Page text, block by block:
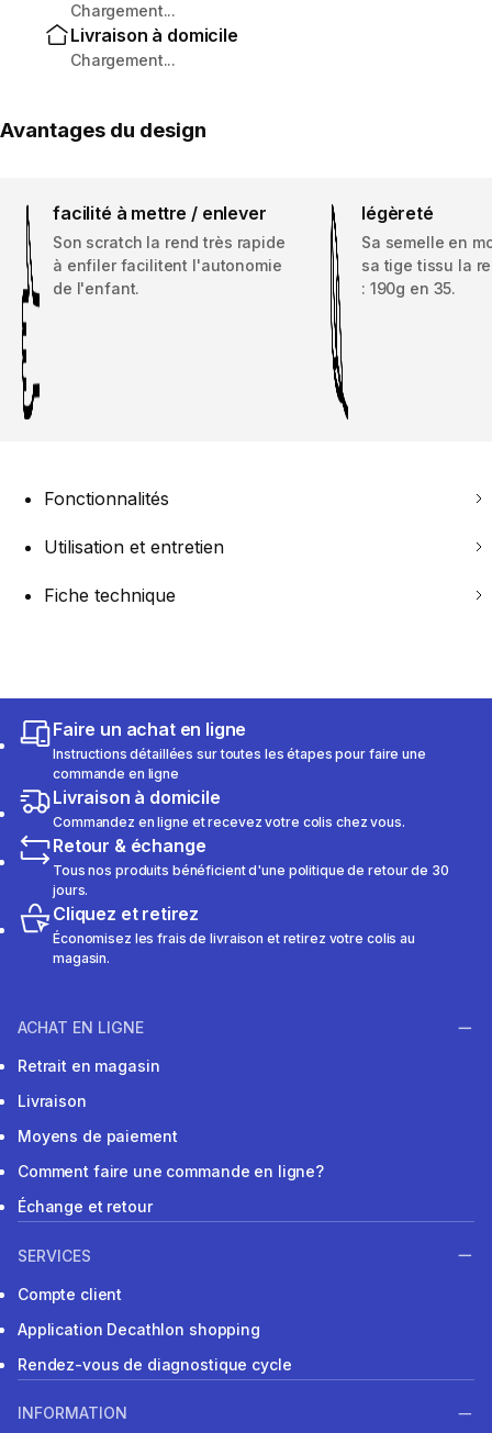
Chargement...
Livraison à domicile
Chargement...
Avantages du design
facilité à mettre / enlever
Son scratch la rend très rapide
à enfiler facilitent l'autonomie
de l'enfant.
légèreté
Sa semelle en
sa tige tissu la
: 190g en 35.
Fonctionnalités
Utilisation et entretien
Fiche technique
Faire un achat en ligne
Instructions détaillées sur toutes les étapes pour faire une
commande en ligne
Livraison à domicile
Commandez en ligne et recevez votre colis chez vous.
Retour & échange
Tous nos produits bénéficient d'une politique de retour de 30
jours.
Cliquez et retirez
Économisez les frais de livraison et retirez votre colis au
magasin.
ACHAT EN LIGNE
Retrait en magasin
Livraison
Moyens de paiement
Comment faire une commande en ligne?
Échange et retour
SERVICES
Compte client
Application Decathlon shopping
Rendez-vous de diagnostique cycle
INFORMATION